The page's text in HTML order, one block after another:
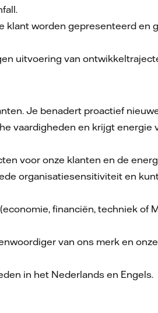
klant worden gepresenteerd en
uitvoering van
Je benadert proactief
vaardigheden en krijgt energie
voor onze klanten en de
organisatiesensitiviteit en
financiën, techniek of
van ons merk en
in het Nederlands en Engels.